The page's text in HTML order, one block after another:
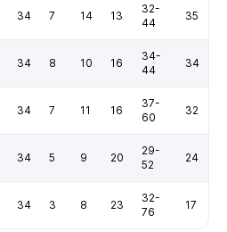
34 7 14 13
32-
44
35
34 8 10 16
34-
44
34
34 7 11 16
37-
60
32
34 5 9 20
29-
52
24
34 3 8 23
32-
76
17